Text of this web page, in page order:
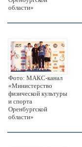
области»
Фото: МАКС-канал
«Министерство
физической культуры
и спорта
Оренбургской
области»